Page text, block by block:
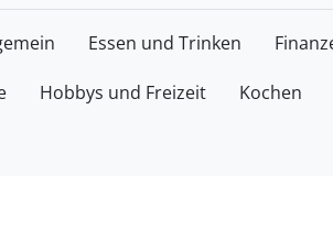
Essen und Trinken
Hobbys und Freizeit Kochen